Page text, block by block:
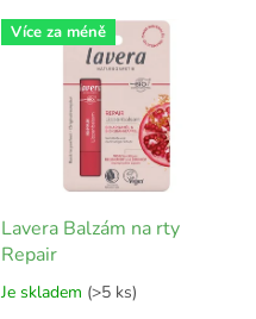
Více za méně
Lavera Balzám na rty
Repair
Je skladem (>5 ks)